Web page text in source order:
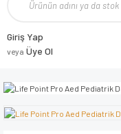
Giriş Yap
veya Üye Ol